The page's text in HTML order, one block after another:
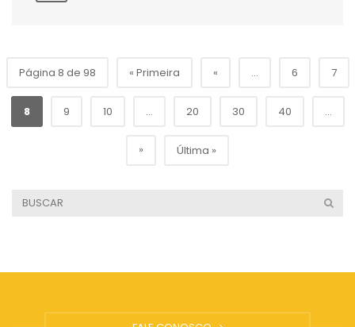
Página 8 de 98 « Primeira « ... 6 7
8 9 10 ... 20 30 40 ...
» Última »